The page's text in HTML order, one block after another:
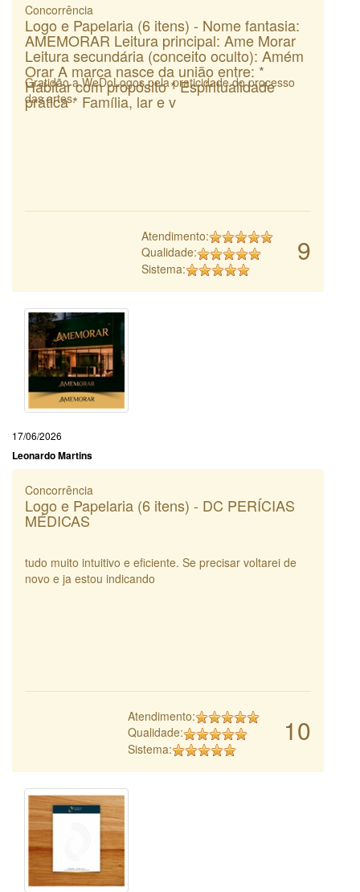
Concorrência
Logo e Papelaria (6 itens) - Nome fantasia:
AMEMORAR Leitura principal: Ame Morar
Leitura secundária (conceito oculto): Amém
Orar A marca nasce da união entre: *
Habitar com propósito * Espiritualidade
prática * Família, lar e v
Gratidão a WeDoLogos pela praticidade do processo
das artes.
9
Atendimento:
Qualidade:
Sistema:
17/06/2026
Leonardo Martins
Concorrência
Logo e Papelaria (6 itens) - DC PERÍCIAS
MÉDICAS
tudo muito intuitivo e eficiente. Se precisar voltarei de
novo e ja estou indicando
10
Atendimento:
Qualidade:
Sistema: